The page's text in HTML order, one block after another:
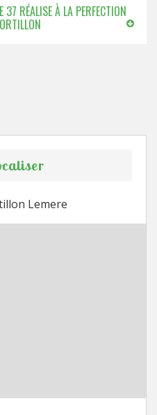
37 RÉALISE À LA PERFECTION
Lemere